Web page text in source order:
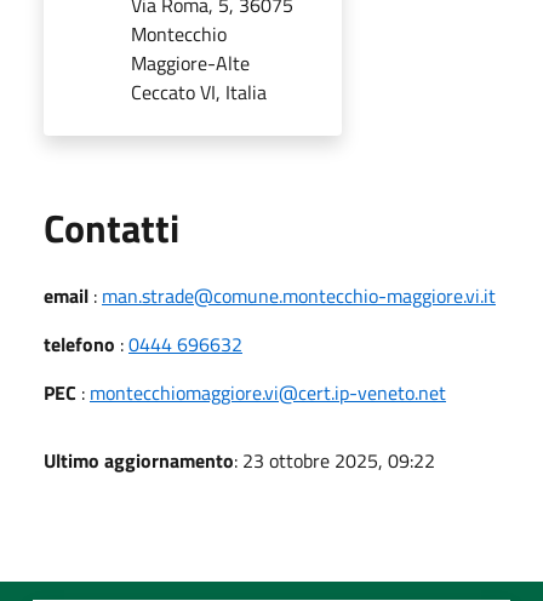
Montecchio
Maggiore-Alte
Ceccato VI, Italia
Contatti
email : man.strade@comune.montecchio-maggiore.vi.it
telefono :0444 696632
PEC : montecchiomaggiore.vi@cert.ip-veneto.net
Ultimo aggiornamento: 23 ottobre 2025, 09:22